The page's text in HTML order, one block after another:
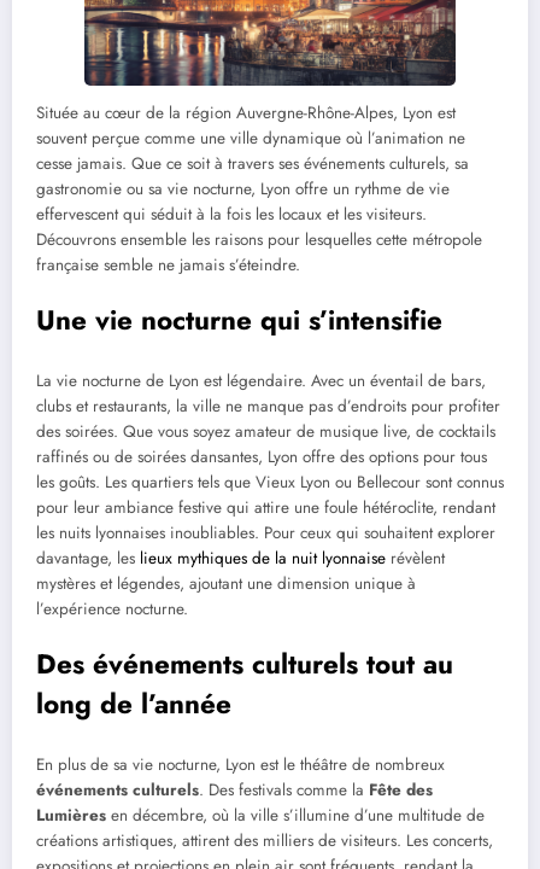
Située au cœur de la région Auvergne-Rhône-Alpes, Lyon est
souvent perçue comme une ville dynamique où l’animation ne
cesse jamais. Que ce soit à travers ses événements culturels, sa
gastronomie ou sa vie nocturne, Lyon offre un rythme de vie
effervescent qui séduit à la fois les locaux et les visiteurs.
Découvrons ensemble les raisons pour lesquelles cette métropole
française semble ne jamais s’éteindre.
Une vie nocturne qui s’intensifie
La vie nocturne de Lyon est légendaire. Avec un éventail de bars,
clubs et restaurants, la ville ne manque pas d’endroits pour profiter
des soirées. Que vous soyez amateur de musique live, de cocktails
raffinés ou de soirées dansantes, Lyon offre des options pour tous
les goûts. Les quartiers tels que Vieux Lyon ou Bellecour sont connus
pour leur ambiance festive qui attire une foule hétéroclite, rendant
les nuits lyonnaises inoubliables. Pour ceux qui souhaitent explorer
davantage, les lieux mythiques de la nuit lyonnaise révèlent
mystères et légendes, ajoutant une dimension unique à
l’expérience nocturne.
Des événements culturels tout au
long de l’année
En plus de sa vie nocturne, Lyon est le théâtre de nombreux
événements culturels. Des festivals comme la Fête des
Lumières en décembre, où la ville s’illumine d’une multitude de
créations artistiques, attirent des milliers de visiteurs. Les concerts,